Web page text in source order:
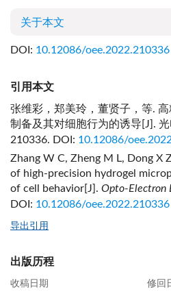
关于本文
DOI: 10.12086/oee.2022.210336
引用本文
张维彩，郑美玲，董贤子，等.
制备及其对细胞行为的诱导[J]. 光
210336. DOI: 10.12086/
Zhang W C, Zheng M L, Dong X
of high-precision hydrogel
of cell behavior[J]. Opto-Electron
DOI: 10.12086/oee.2022.210336
导出引用
出版历程
收稿日期
修回